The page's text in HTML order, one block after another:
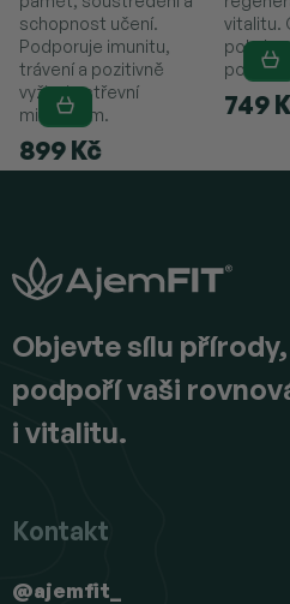
899 Kč
schopnost učení.
Podporuje imunitu,
trávení a pozitivně
vyživuje střevní
mikrobiom.
749
vitalitu.
Objevte sílu
podpoří vaši
i vitalitu.
Kontakt
@ajemfit_